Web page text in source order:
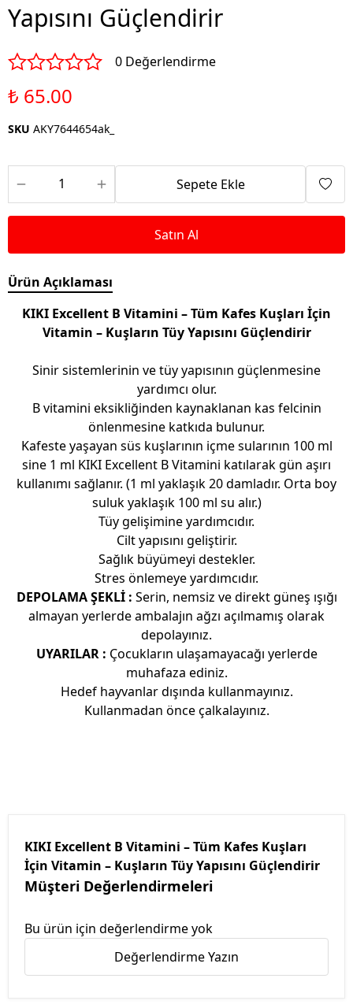
Yapısını Güçlendirir
0 Değerlendirme
₺ 65.00
SKU AKY7644654ak_
Sepete Ekle
Satın Al
Ürün Açıklaması
KIKI Excellent B Vitamini – Tüm Kafes Kuşları İçin
Vitamin – Kuşların Tüy Yapısını Güçlendirir
Sinir sistemlerinin ve tüy yapısının güçlenmesine
yardımcı olur.
B vitamini eksikliğinden kaynaklanan kas felcinin
önlenmesine katkıda bulunur.
Kafeste yaşayan süs kuşlarının içme sularının 100 ml
sine 1 ml KIKI Excellent B Vitamini katılarak gün aşırı
kullanımı sağlanır. (1 ml yaklaşık 20 damladır. Orta boy
suluk yaklaşık 100 ml su alır.)
Tüy gelişimine yardımcıdır.
Cilt yapısını geliştirir.
Sağlık büyümeyi destekler.
Stres önlemeye yardımcıdır.
DEPOLAMA ŞEKLİ : Serin, nemsiz ve direkt güneş ışığı
almayan yerlerde ambalajın ağzı açılmamış olarak
depolayınız.
UYARILAR : Çocukların ulaşamayacağı yerlerde
muhafaza ediniz.
Hedef hayvanlar dışında kullanmayınız.
Kullanmadan önce çalkalayınız.
KIKI Excellent B Vitamini – Tüm Kafes Kuşları
İçin Vitamin – Kuşların Tüy Yapısını Güçlendirir
Müşteri Değerlendirmeleri
Bu ürün için değerlendirme yok
Değerlendirme Yazın